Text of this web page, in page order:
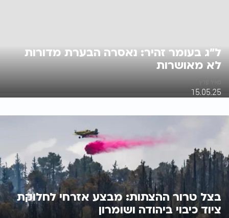
ל"ג בעומר זהיר: נאסרה הבערת מדורות
לא מאושרות
מאיר פרץ
15.05.25
בצל טרור ההצתות: מבצע אזרחי לחלוקת
ציוד כיבוי ביהודה ושומרון